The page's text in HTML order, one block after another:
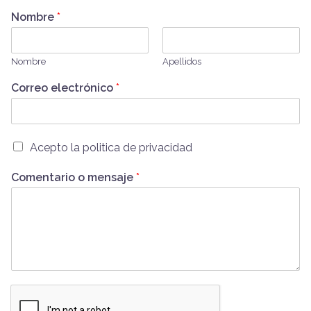
Nombre *
Nombre Apellidos
Correo electrónico *
Acepto la politica de privacidad
Comentario o mensaje *